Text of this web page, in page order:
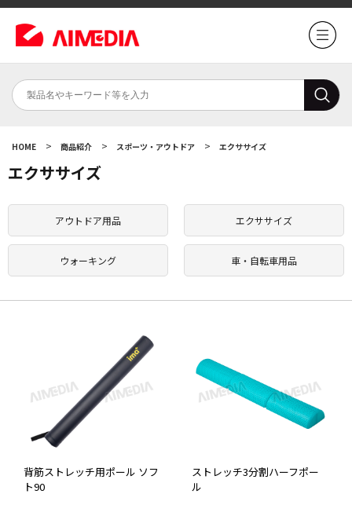
HOME > 商品紹介 > スポーツ・アウトドア > エクササイズ
エクササイズ
アウトドア用品 エクササイズ
ウォーキング 車・自転車用品
背筋ストレッチ用ポール ソフ
ト90
ストレッチ3分割ハーフポー
ル